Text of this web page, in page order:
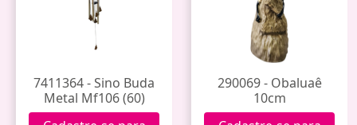
7411364 - Sino Buda
Metal Mf106 (60)
290069 - Obaluaê
10cm